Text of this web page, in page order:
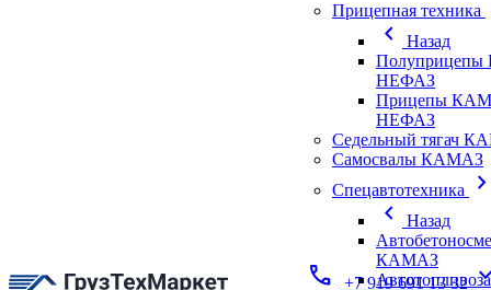
Прицепная техника
chevron_left
Назад
НЕФАЗ
Прицепы
НЕФАЗ
Седельный тягач
Самосвалы КАМАЗ
Спецавтотехника
chevron_left
Назад
КАМАЗ
call +7 919 691 13 32